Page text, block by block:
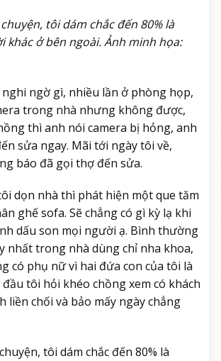
tôi dám chắc đến 80% là
khác ở bên ngoài. Ảnh minh họa:
ngờ gì, nhiều lần ở phòng họp,
trong nhà nhưng không được,
thì anh nói camera bị hỏng, anh
sửa ngay. Mãi tới ngày tôi về,
báo đã gọi thợ đến sửa.
dọn nhà thì phát hiện một que tăm
ghế sofa. Sẽ chẳng có gì kỳ lạ khi
dấu son mọi người ạ. Bình thường
nhất trong nhà dùng chỉ nha khoa,
có phụ nữ vì hai đứa con của tôi là
đầu tôi hỏi khéo chồng xem có khách
liền chối và bảo mấy ngày chẳng
tôi dám chắc đến 80% là